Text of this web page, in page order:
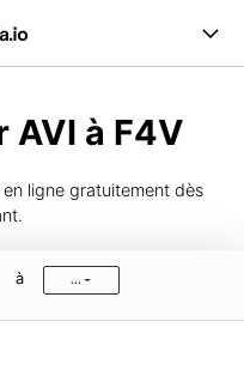
Inscrivez-Vous
AVI à F4V
ligne gratuitement dès
à ...